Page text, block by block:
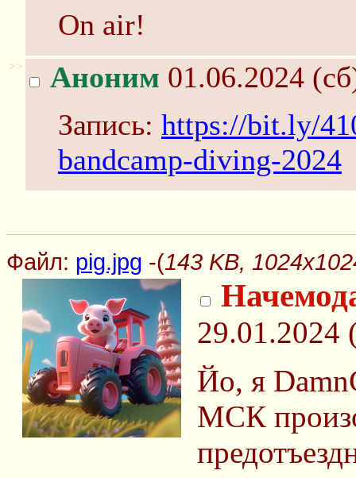
On air!
>> Аноним 01.06.2024
Запись: https://bit.ly/
bandcamp-diving-2024
Файл: pig.jpg -(143 KB,
29.01.2024
Йо, я
МСК